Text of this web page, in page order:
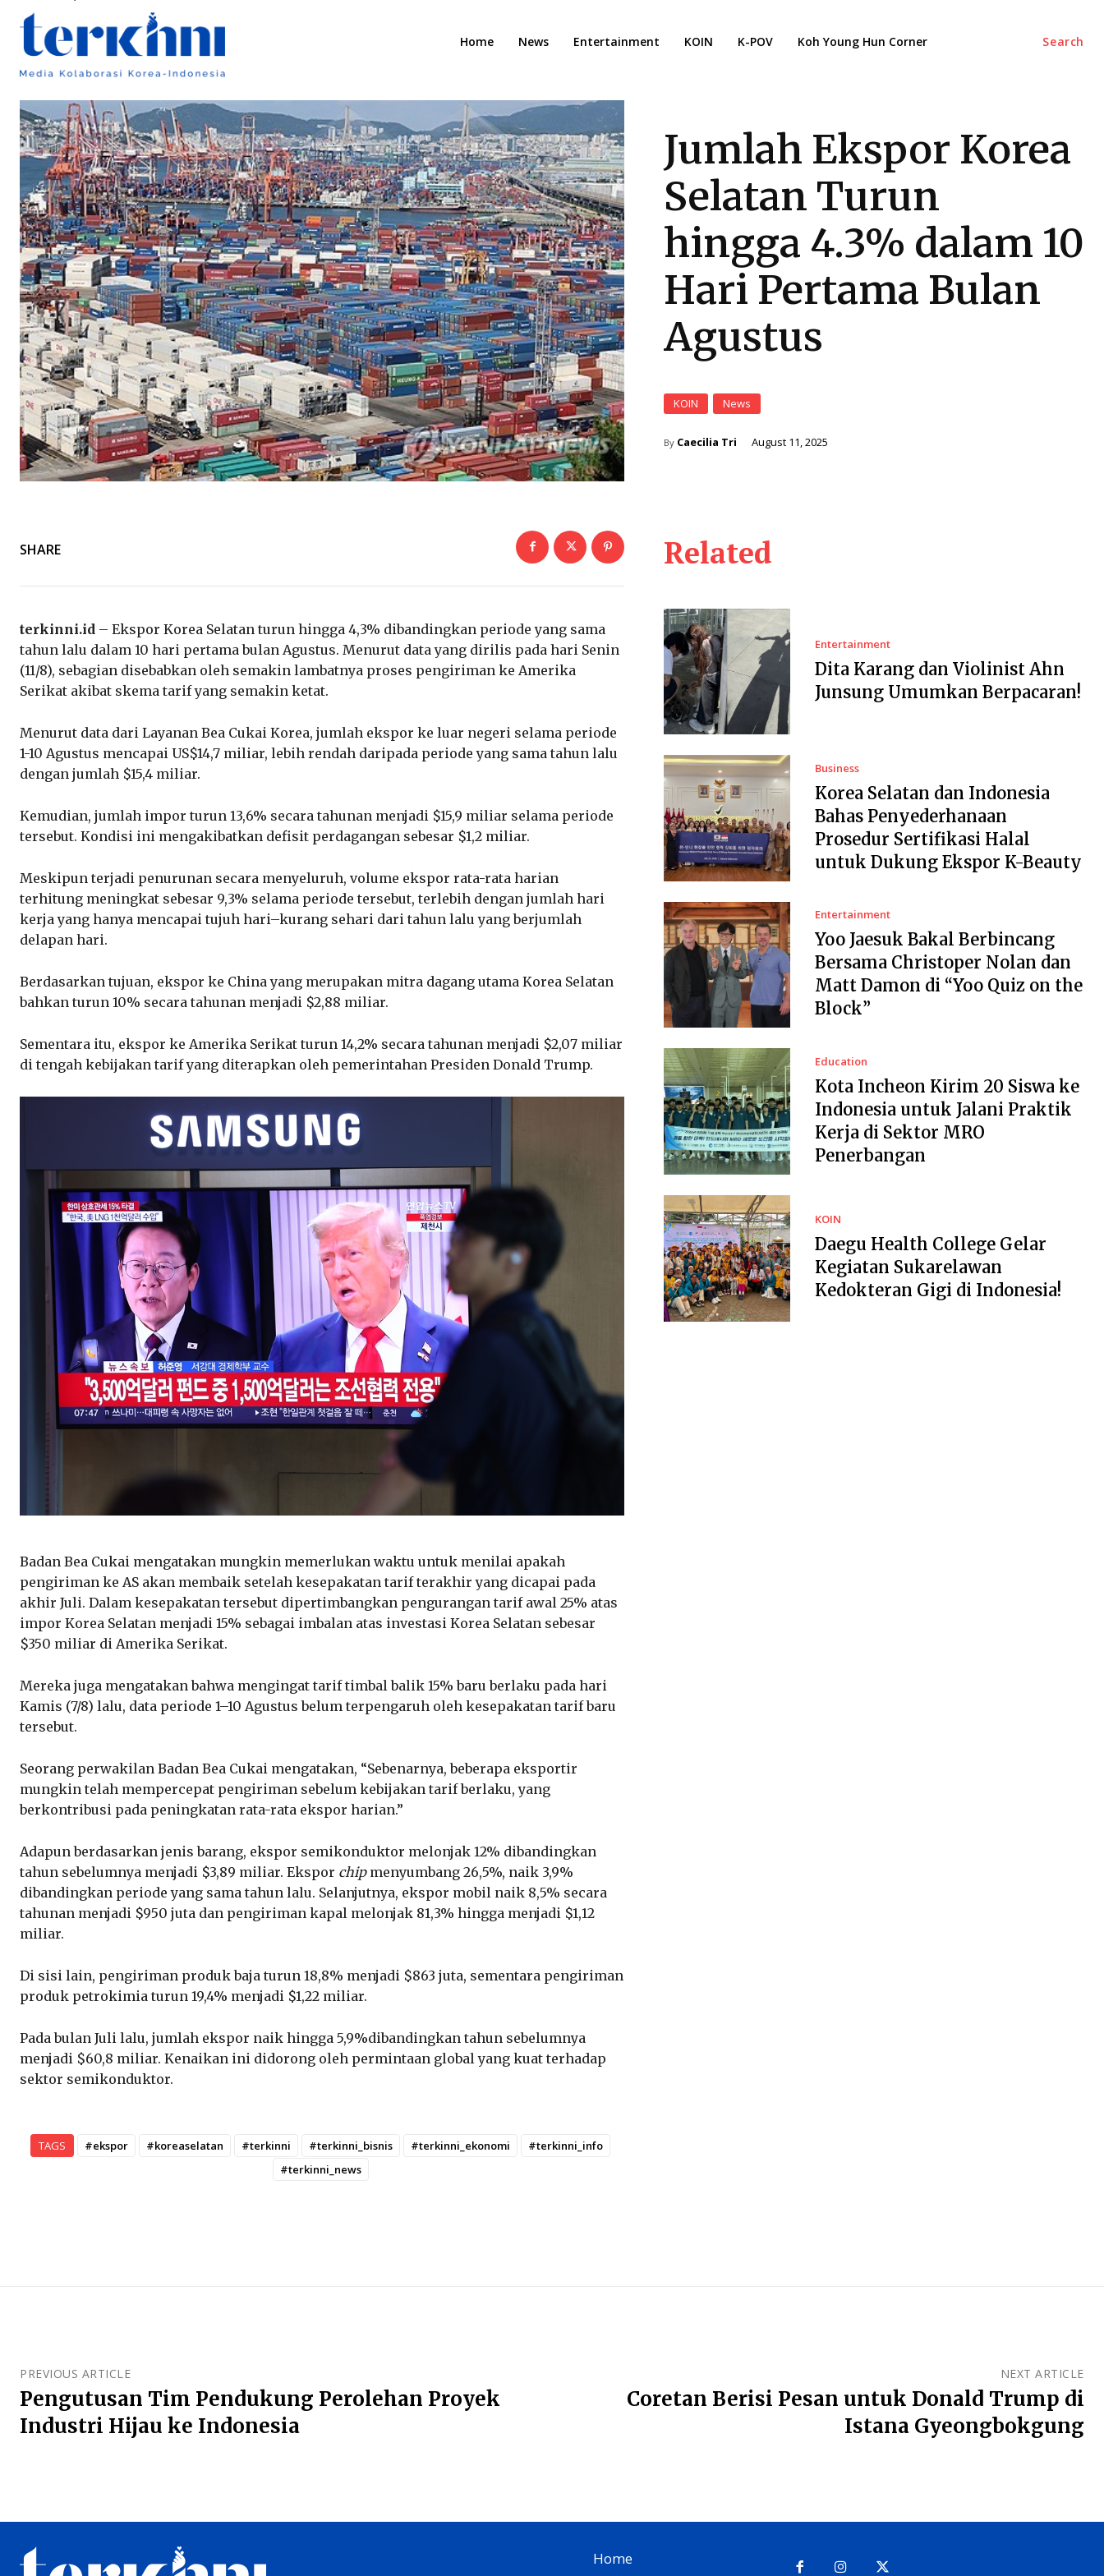
Search
Home News Entertainment KOIN K-POV Koh Young Hun Corner
Jumlah Ekspor Korea
Selatan Turun
hingga 4.3% dalam 10
Hari Pertama Bulan
Agustus
KOIN News
By Caecilia Tri August 11, 2025
SHARE
terkinni.id – Ekspor Korea Selatan turun hingga 4,3% dibandingkan periode yang sama
tahun lalu dalam 10 hari pertama bulan Agustus. Menurut data yang dirilis pada hari Senin
(11/8), sebagian disebabkan oleh semakin lambatnya proses pengiriman ke Amerika
Serikat akibat skema tarif yang semakin ketat.
Menurut data dari Layanan Bea Cukai Korea, jumlah ekspor ke luar negeri selama periode
1-10 Agustus mencapai US$14,7 miliar, lebih rendah daripada periode yang sama tahun lalu
dengan jumlah $15,4 miliar.
Kemudian, jumlah impor turun 13,6% secara tahunan menjadi $15,9 miliar selama periode
tersebut. Kondisi ini mengakibatkan defisit perdagangan sebesar $1,2 miliar.
Meskipun terjadi penurunan secara menyeluruh, volume ekspor rata-rata harian
terhitung meningkat sebesar 9,3% selama periode tersebut, terlebih dengan jumlah hari
kerja yang hanya mencapai tujuh hari–kurang sehari dari tahun lalu yang berjumlah
delapan hari.
Berdasarkan tujuan, ekspor ke China yang merupakan mitra dagang utama Korea Selatan
bahkan turun 10% secara tahunan menjadi $2,88 miliar.
Sementara itu, ekspor ke Amerika Serikat turun 14,2% secara tahunan menjadi $2,07 miliar
di tengah kebijakan tarif yang diterapkan oleh pemerintahan Presiden Donald Trump.
Badan Bea Cukai mengatakan mungkin memerlukan waktu untuk menilai apakah
pengiriman ke AS akan membaik setelah kesepakatan tarif terakhir yang dicapai pada
akhir Juli. Dalam kesepakatan tersebut dipertimbangkan pengurangan tarif awal 25% atas
impor Korea Selatan menjadi 15% sebagai imbalan atas investasi Korea Selatan sebesar
$350 miliar di Amerika Serikat.
Mereka juga mengatakan bahwa mengingat tarif timbal balik 15% baru berlaku pada hari
Kamis (7/8) lalu, data periode 1–10 Agustus belum terpengaruh oleh kesepakatan tarif baru
tersebut.
Seorang perwakilan Badan Bea Cukai mengatakan, “Sebenarnya, beberapa eksportir
mungkin telah mempercepat pengiriman sebelum kebijakan tarif berlaku, yang
berkontribusi pada peningkatan rata-rata ekspor harian.”
Adapun berdasarkan jenis barang, ekspor semikonduktor melonjak 12% dibandingkan
tahun sebelumnya menjadi $3,89 miliar. Ekspor chipmenyumbang 26,5%, naik 3,9%
dibandingkan periode yang sama tahun lalu. Selanjutnya, ekspor mobil naik 8,5% secara
tahunan menjadi $950 juta dan pengiriman kapal melonjak 81,3% hingga menjadi $1,12
miliar.
Di sisi lain, pengiriman produk baja turun 18,8% menjadi $863 juta, sementara pengiriman
produk petrokimia turun 19,4% menjadi $1,22 miliar.
Pada bulan Juli lalu, jumlah ekspor naik hingga 5,9%dibandingkan tahun sebelumnya
menjadi $60,8 miliar. Kenaikan ini didorong oleh permintaan global yang kuat terhadap
sektor semikonduktor.
TAGS #ekspor #koreaselatan #terkinni #terkinni_bisnis #terkinni_ekonomi
#terkinni_info
#terkinni_news
Related
Entertainment
Dita Karang dan Violinist Ahn
Junsung Umumkan Berpacaran!
Business
Korea Selatan dan Indonesia
Bahas Penyederhanaan
Prosedur Sertifikasi Halal
untuk Dukung Ekspor K-Beauty
Entertainment
Yoo Jaesuk Bakal Berbincang
Bersama Christoper Nolan dan
Matt Damon di “Yoo Quiz on the
Block”
Education
Kota Incheon Kirim 20 Siswa ke
Indonesia untuk Jalani Praktik
Kerja di Sektor MRO
Penerbangan
KOIN
Daegu Health College Gelar
Kegiatan Sukarelawan
Kedokteran Gigi di Indonesia!
PREVIOUS ARTICLE
Pengutusan Tim Pendukung Perolehan Proyek
Industri Hijau ke Indonesia
NEXT ARTICLE
Coretan Berisi Pesan untuk Donald Trump di
Istana Gyeongbokgung
Home